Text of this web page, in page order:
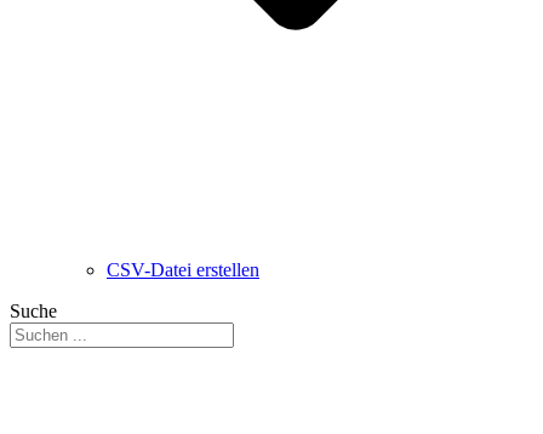
CSV-Datei erstellen
Suche